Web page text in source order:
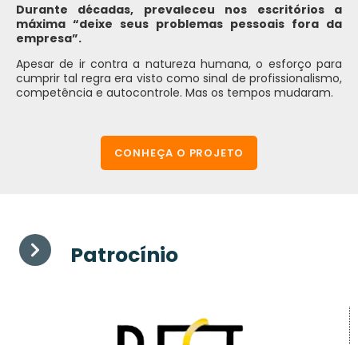
Durante décadas, prevaleceu nos escritórios a
máxima “deixe seus problemas pessoais fora da
empresa”.
Apesar de ir contra a natureza humana, o esforço para
cumprir tal regra era visto como sinal de profissionalismo,
competência e autocontrole. Mas os tempos mudaram.
CONHEÇA O PROJETO
Patrocínio